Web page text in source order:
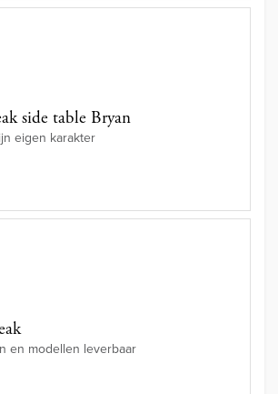
side table Bryan
eigen karakter
en modellen leverbaar